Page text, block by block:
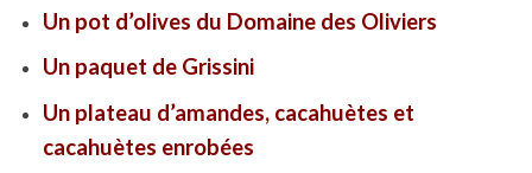
Un pot d’olives du Domaine des Oliviers
Un paquet de Grissini
Un plateau d’amandes, cacahuètes et
cacahuètes enrobées